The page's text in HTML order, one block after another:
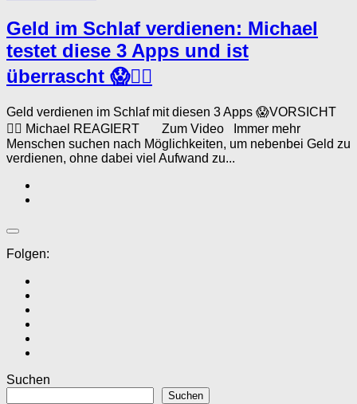
Geld im Schlaf verdienen: Michael
testet diese 3 Apps und ist
überrascht 😱🤦‍♂️
Geld verdienen im Schlaf mit diesen 3 Apps 😱VORSICHT
🤦‍♂️ Michael REAGIERT Zum Video Immer mehr
Menschen suchen nach Möglichkeiten, um nebenbei Geld zu
verdienen, ohne dabei viel Aufwand zu...
Folgen:
Suchen
Suchen